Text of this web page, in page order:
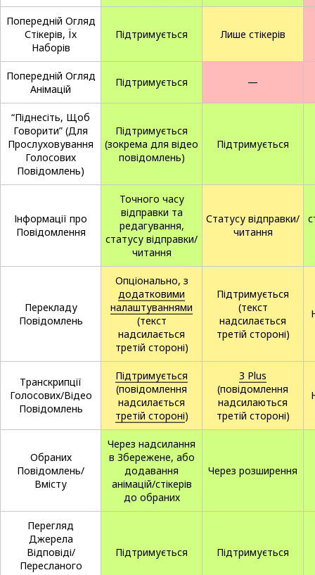
Попередній Огляд
Стікерів, Їх
Наборів
Підтримується Лише стікерів
Попередній Огляд
Анімацій
Підтримується —
“Піднесіть, Щоб
Говорити” (Для
Прослуховування
Голосових
Повідомлень)
Підтримується
(зокрема для відео
повідомлень)
Підтримується
Інформації про
Повідомлення
Точного часу
відправки та
редагування,
статусу відправки/
читання
Статусу відправки/
читання
Перекладу
Повідомлень
Опціонально, з
додатковими
налаштуваннями
(текст
надсилається
третій стороні)
Підтримується
(текст
надсилається
третій стороні)
Транскрипції
Голосових/Відео
Повідомлень
Підтримується
(повідомлення
надсилається
третій стороні)
З Plus
(повідомлення
надсилаються
третій стороні)
Обраних
Повідомлень/
Вмісту
Через надсилання
в Збережене, або
додавання
анімацій/стікерів
до обраних
Через розширення
Перегляд
Джерела
Відповіді/
Пересланого
Підтримується Підтримується